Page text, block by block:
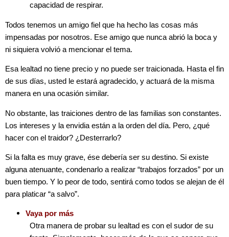
capacidad de respirar.
Todos tenemos un amigo fiel que ha hecho las cosas más
impensadas por nosotros. Ese amigo que nunca abrió la boca y
ni siquiera volvió a mencionar el tema.
Esa lealtad no tiene precio y no puede ser traicionada. Hasta el fin
de sus días, usted le estará agradecido, y actuará de la misma
manera en una ocasión similar.
No obstante, las traiciones dentro de las familias son constantes.
Los intereses y la envidia están a la orden del día. Pero, ¿qué
hacer con el traidor? ¿Desterrarlo?
Si la falta es muy grave, ése debería ser su destino. Si existe
alguna atenuante, condenarlo a realizar “trabajos forzados” por un
buen tiempo. Y lo peor de todo, sentirá como todos se alejan de él
para platicar “a salvo”.
Vaya por más
Otra manera de probar su lealtad es con el sudor de su